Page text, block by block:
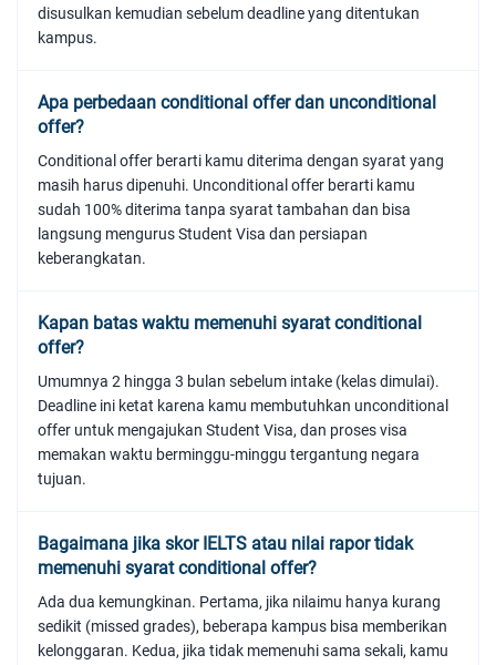
disusulkan kemudian sebelum deadline yang ditentukan
kampus.
Apa perbedaan conditional offer dan unconditional
offer?
Conditional offer berarti kamu diterima dengan syarat yang
masih harus dipenuhi. Unconditional offer berarti kamu
sudah 100% diterima tanpa syarat tambahan dan bisa
langsung mengurus Student Visa dan persiapan
keberangkatan.
Kapan batas waktu memenuhi syarat conditional
offer?
Umumnya 2 hingga 3 bulan sebelum intake (kelas dimulai).
Deadline ini ketat karena kamu membutuhkan unconditional
offer untuk mengajukan Student Visa, dan proses visa
memakan waktu berminggu-minggu tergantung negara
tujuan.
Bagaimana jika skor IELTS atau nilai rapor tidak
memenuhi syarat conditional offer?
Ada dua kemungkinan. Pertama, jika nilaimu hanya kurang
sedikit (missed grades), beberapa kampus bisa memberikan
kelonggaran. Kedua, jika tidak memenuhi sama sekali, kamu